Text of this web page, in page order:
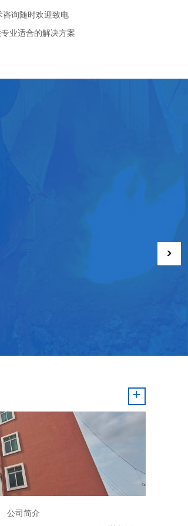
咨询随时欢迎致电
业适合的解决方案
›
+
介